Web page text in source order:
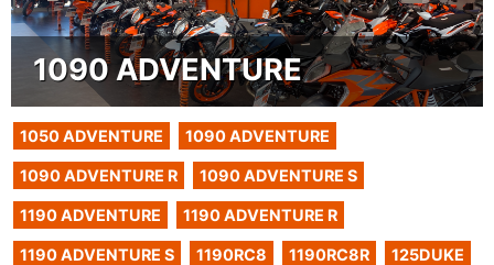
1090 ADVENTURE
1050 ADVENTURE 1090 ADVENTURE
1090 ADVENTURE R 1090 ADVENTURE S
1190 ADVENTURE 1190 ADVENTURE R
1190 ADVENTURE S 1190RC8 1190RC8R 125DUKE